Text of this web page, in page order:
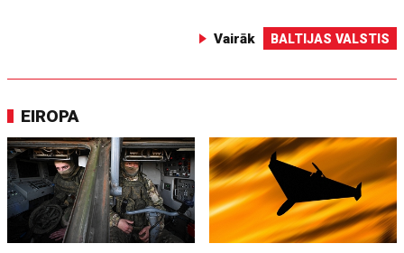
Vairāk BALTIJAS VALSTIS
EIROPA